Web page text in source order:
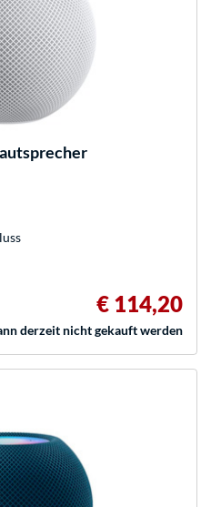
€ 114,20
derzeit nicht gekauft werden